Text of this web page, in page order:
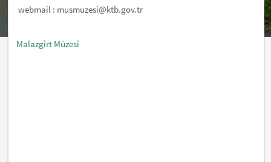
webmail : musmuzesi@ktb.gov.tr
Malazgirt Müzesi